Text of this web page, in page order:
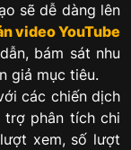
sẽ dễ dàng lên
video YouTube
bám sát nhu
giả mục tiêu.
các chiến dịch
trợ phân tích chi
xem, số lượt